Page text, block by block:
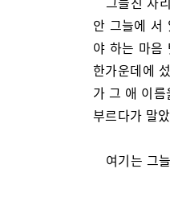
안 그늘에 서
야 하는 마음
한가운데에
가 그 애 이
부르다가 말
여기는 그